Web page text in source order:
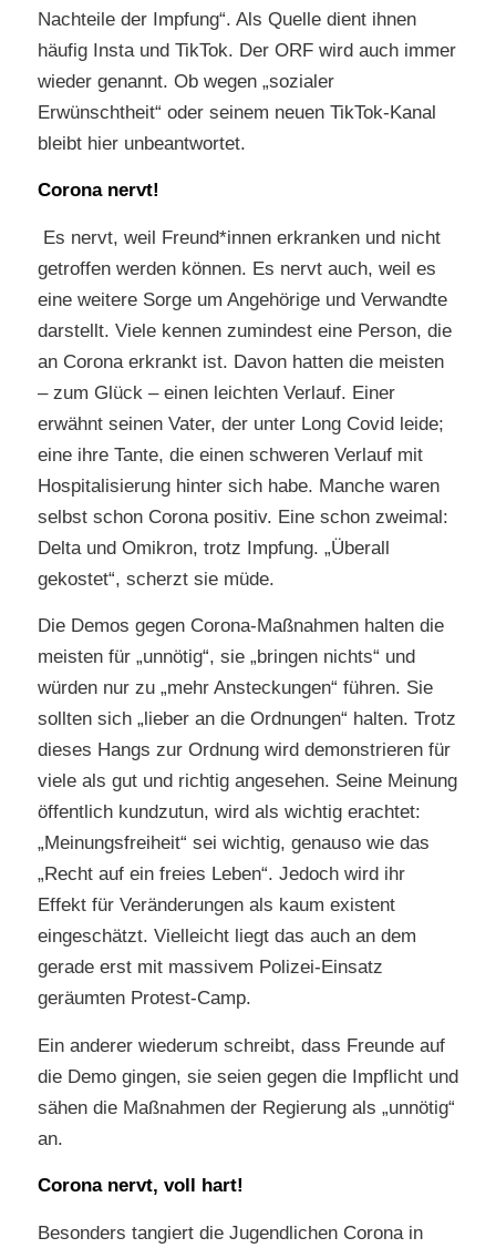
Nachteile der Impfung“. Als Quelle dient ihnen
häufig Insta und TikTok. Der ORF wird auch immer
wieder genannt. Ob wegen „sozialer
Erwünschtheit“ oder seinem neuen TikTok-Kanal
bleibt hier unbeantwortet.
Corona nervt!
Es nervt, weil Freund*innen erkranken und nicht
getroffen werden können. Es nervt auch, weil es
eine weitere Sorge um Angehörige und Verwandte
darstellt. Viele kennen zumindest eine Person, die
an Corona erkrankt ist. Davon hatten die meisten
– zum Glück – einen leichten Verlauf. Einer
erwähnt seinen Vater, der unter Long Covid leide;
eine ihre Tante, die einen schweren Verlauf mit
Hospitalisierung hinter sich habe. Manche waren
selbst schon Corona positiv. Eine schon zweimal:
Delta und Omikron, trotz Impfung. „Überall
gekostet“, scherzt sie müde.
Die Demos gegen Corona-Maßnahmen halten die
meisten für „unnötig“, sie „bringen nichts“ und
würden nur zu „mehr Ansteckungen“ führen. Sie
sollten sich „lieber an die Ordnungen“ halten. Trotz
dieses Hangs zur Ordnung wird demonstrieren für
viele als gut und richtig angesehen. Seine Meinung
öffentlich kundzutun, wird als wichtig erachtet:
„Meinungsfreiheit“ sei wichtig, genauso wie das
„Recht auf ein freies Leben“. Jedoch wird ihr
Effekt für Veränderungen als kaum existent
eingeschätzt. Vielleicht liegt das auch an dem
gerade erst mit massivem Polizei-Einsatz
geräumten Protest-Camp.
Ein anderer wiederum schreibt, dass Freunde auf
die Demo gingen, sie seien gegen die Impflicht und
sähen die Maßnahmen der Regierung als „unnötig“
an.
Corona nervt, voll hart!
Besonders tangiert die Jugendlichen Corona in